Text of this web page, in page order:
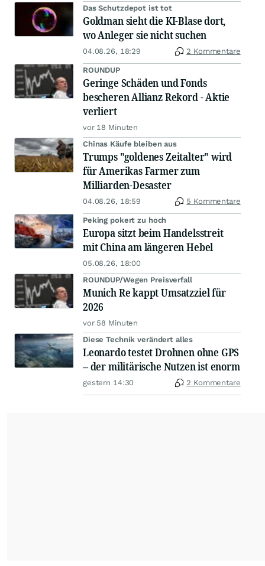
Das Schutzdepot ist tot
Goldman sieht die KI-Blase dort,
wo Anleger sie nicht suchen
04.08.26, 18:29 2 Kommentare
ROUNDUP
Geringe Schäden und Fonds
bescheren Allianz Rekord - Aktie
verliert
vor 18 Minuten
Chinas Käufe bleiben aus
Trumps "goldenes Zeitalter" wird
für Amerikas Farmer zum
Milliarden-Desaster
04.08.26, 18:59 5 Kommentare
Peking pokert zu hoch
Europa sitzt beim Handelsstreit
mit China am längeren Hebel
05.08.26, 18:00
ROUNDUP/Wegen Preisverfall
Munich Re kappt Umsatzziel für
2026
vor 58 Minuten
Diese Technik verändert alles
Leonardo testet Drohnen ohne GPS
– der militärische Nutzen ist enorm
gestern 14:30 2 Kommentare